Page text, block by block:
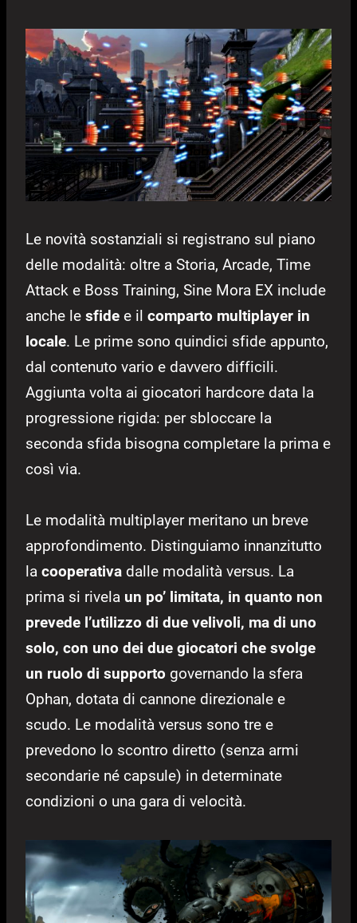
Le novità sostanziali si registrano sul piano
delle modalità: oltre a Storia, Arcade, Time
Attack e Boss Training, Sine Mora EX include
anche le sfide e il comparto multiplayer in
locale. Le prime sono quindici sfide appunto,
dal contenuto vario e davvero difficili.
Aggiunta volta ai giocatori hardcore data la
progressione rigida: per sbloccare la
seconda sfida bisogna completare la prima e
così via.
Le modalità multiplayer meritano un breve
approfondimento. Distinguiamo innanzitutto
la cooperativa dalle modalità versus. La
prima si rivela un po’ limitata, in quanto non
prevede l’utilizzo di due velivoli, ma di uno
solo, con uno dei due giocatori che svolge
un ruolo di supporto governando la sfera
Ophan, dotata di cannone direzionale e
scudo. Le modalità versus sono tre e
prevedono lo scontro diretto (senza armi
secondarie né capsule) in determinate
condizioni o una gara di velocità.